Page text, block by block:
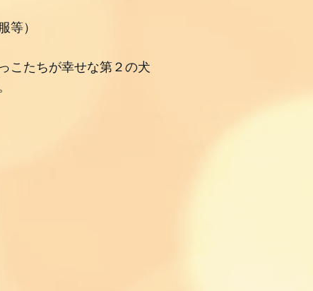
等）
こたちが幸せな第２の犬